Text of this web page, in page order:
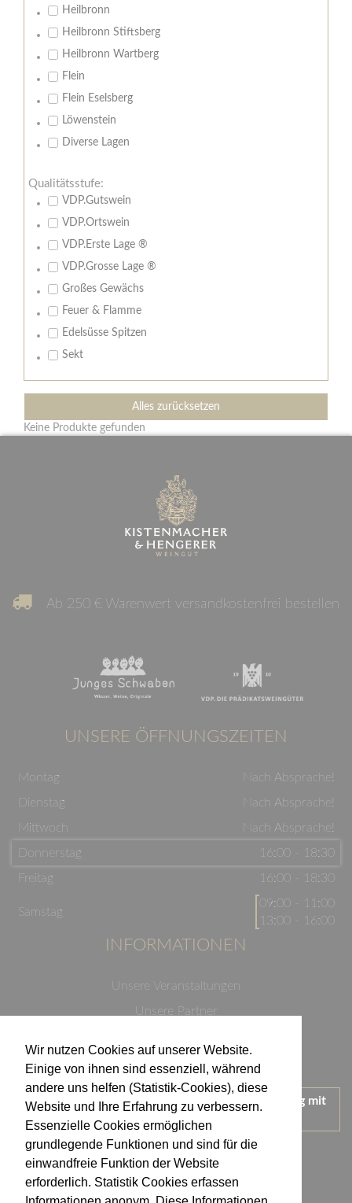
Wir nutzen Cookies auf unserer Website.
Einige von ihnen sind essenziell, während
andere uns helfen (Statistik-Cookies), diese
Website und Ihre Erfahrung zu verbessern.
Essenzielle Cookies ermöglichen
grundlegende Funktionen und sind für die
einwandfreie Funktion der Website
erforderlich. Statistik Cookies erfassen
Heilbronn
Heilbronn Stiftsberg
Heilbronn Wartberg
Flein
Flein Eselsberg
Löwenstein
Diverse Lagen
Qualitätsstufe:
VDP.Gutswein
VDP.Ortswein
VDP.Erste Lage ®
VDP.Grosse Lage ®
Großes Gewächs
Feuer & Flamme
Edelsüsse Spitzen
Sekt
Alles zurücksetzen
Keine Produkte gefunden
Ab 250 € Warenwert versandkostenfrei bestellen
UNSERE ÖFFNUNGSZEITEN
Montag
Nach Absprache!
Dienstag
Nach Absprache!
Mittwoch
Nach Absprache!
Donnerstag
16:00 - 18:30
Freitag
16:00 - 18:30
Samstag
09:00 - 11:00
13:00 - 16:00
INFORMATIONEN
Unsere Veranstaltungen
Unsere Partner
Impressum
Wir treten für einen verantwortungsvollen Umgang mit
Alkohol ein.
KONTAKT
Weingut Kistenmacher & Hengerer